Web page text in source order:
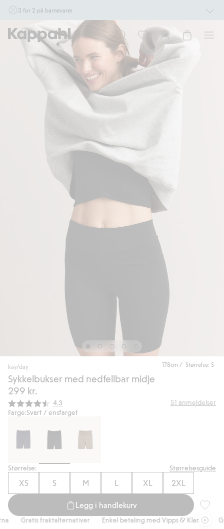
3 for 2 på barnevarer
Ikke Newbie. Gjelder når du handler 2 eller flere varer som inngår i tilbudet tom.
17/8 i butikk & online for deg som er eller blir medlem. Kan ikke kombineres med
andre tilbud eller rabatter.
Handle nå
178cm / Størrelse: S
kay/day
Sykkelbukser med nedfellbar midje
299 kr.
Gjennomsnittskarakter:
4.3 51 anmeldelser
Farge:Svart / ensfarget
Størrelse: Størrelsesguide
XS S M L XL 2XL
Legg i handlekurv
Gratis fraktalternativer Enkel betaling med Vipps & Klarna